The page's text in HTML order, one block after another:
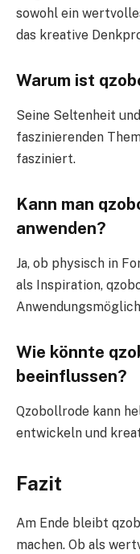
sowohl ein
das kreative
Warum ist
Seine Seltenheit
faszinierenden
fasziniert.
Kann man
anwenden?
Ja, ob physisch in
als Inspiration,
Wie könnte
beeinflussen?
Qzobollrode kann
entwickeln und
Fazit
Am Ende bleibt
machen. Ob als